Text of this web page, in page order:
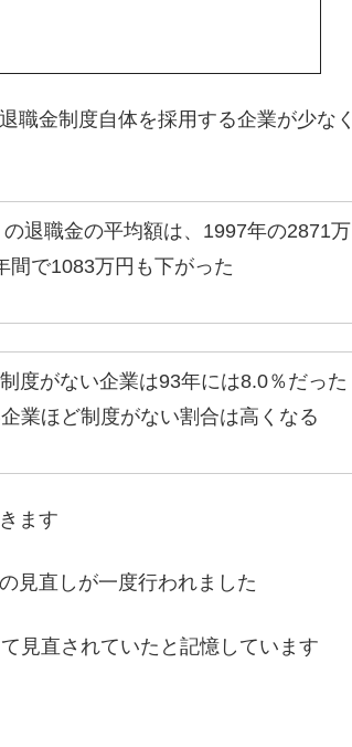
職金制度自体を採用する企業が少なく
退職金の平均額は、1997年の2871万
間で1083万円も下がった
度がない企業は93年には8.0％だった
業ほど制度がない割合は高くなる
ます
見直しが一度行われました
見直されていたと記憶しています